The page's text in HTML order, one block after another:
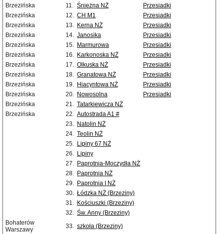
Brzezińska
11. Śnieżna NŻ
Przesiadki
Brzezińska
12. CH M1
Przesiadki
Brzezińska
13. Kerna NŻ
Przesiadki
Brzezińska
14. Janosika
Przesiadki
Brzezińska
15. Marmurowa
Przesiadki
Brzezińska
16. Karkonoska NŻ
Przesiadki
Brzezińska
17. Olkuska NŻ
Przesiadki
Brzezińska
18. Granatowa NŻ
Przesiadki
Brzezińska
19. Hiacyntowa NŻ
Przesiadki
Brzezińska
20. Nowosolna
Przesiadki
Brzezińska
21. Tatarkiewicza NŻ
Brzezińska
22. Autostrada A1 #
23. Natolin NŻ
24. Teolin NŻ
25. Lipiny 67 NŻ
26. Lipiny
27. Paprotnia-Moczydła NŻ
28. Paprotnia NŻ
29. Paprotnia I NŻ
30. Łódzka NŻ (Brzeziny)
31. Kościuszki (Brzeziny)
32. Św. Anny (Brzeziny)
Bohaterów
Warszawy
33. szkoła (Brzeziny)